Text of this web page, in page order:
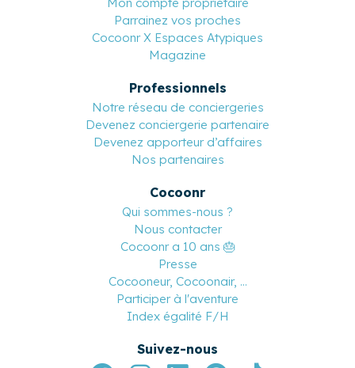
Voyageurs
Pourquoi réserver sur Cocoonr ?
Cocoonr Collection
Nos destinations
Propriétaires
Les offres Cocoonr
Comparez nos offres
Mon compte propriétaire
Parrainez vos proches
Cocoonr X Espaces Atypiques
Magazine
Professionnels
Notre réseau de conciergeries
Devenez conciergerie partenaire
Devenez apporteur d’affaires
Nos partenaires
Cocoonr
Qui sommes-nous ?